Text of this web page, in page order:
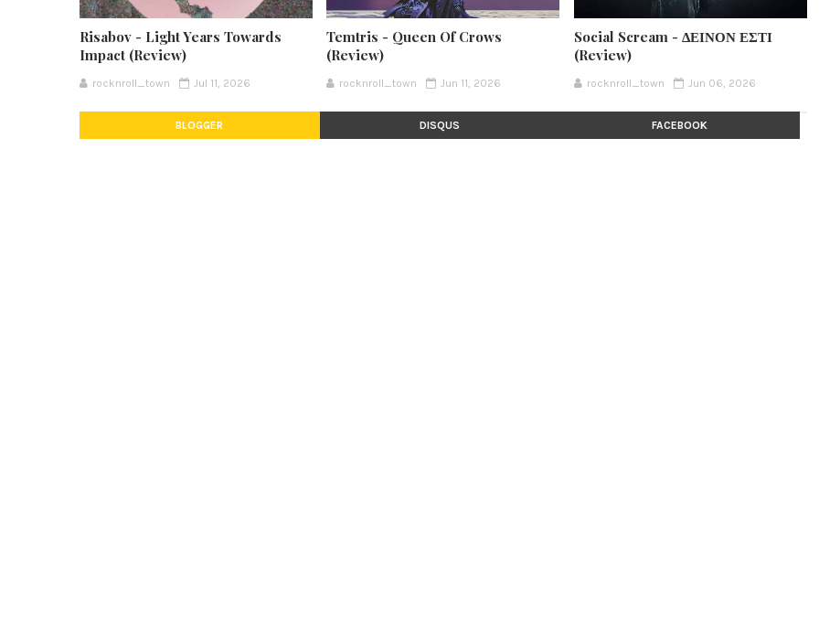
Risabov - Light Years Towards
Impact (Review)
rocknroll_town Jul 11, 2026
Temtris - Queen Of Crows
(Review)
rocknroll_town Jun 11, 2026
Social Scream - ΔΕΙΝΟΝ ΕΣΤΙ
(Review)
rocknroll_town Jun 06, 2026
BLOGGER DISQUS FACEBOOK